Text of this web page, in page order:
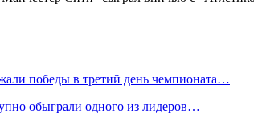
победы в третий день чемпионата…
обыграли одного из лидеров…